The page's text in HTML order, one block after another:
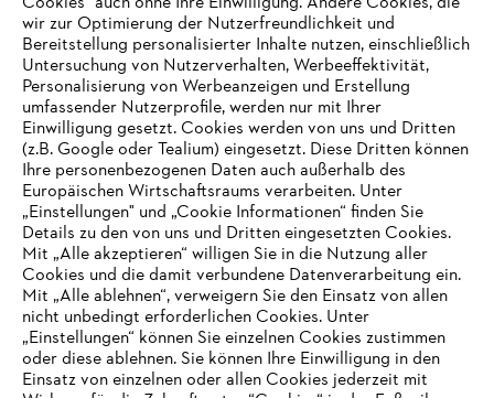
IHR BROWSER WIRD NICHT
UNTERSTÜTZT
wir zur Optimierung der Nutzerfreundlichkeit und
Bereitstellung personalisierter Inhalte nutzen, einschließlich
Untersuchung von Nutzerverhalten, Werbeeffektivität,
Personalisierung von Werbeanzeigen und Erstellung
umfassender Nutzerprofile, werden nur mit Ihrer
Einwilligung gesetzt. Cookies werden von uns und Dritten
(z.B. Google oder Tealium) eingesetzt. Diese Dritten können
Ihre personenbezogenen Daten auch außerhalb des
Europäischen Wirtschaftsraums verarbeiten. Unter
„Einstellungen" und „Cookie Informationen“ finden Sie
Details zu den von uns und Dritten eingesetzten Cookies.
Mit „Alle akzeptieren“ willigen Sie in die Nutzung aller
Cookies und die damit verbundene Datenverarbeitung ein.
Mit „Alle ablehnen“, verweigern Sie den Einsatz von allen
nicht unbedingt erforderlichen Cookies. Unter
„Einstellungen“ können Sie einzelnen Cookies zustimmen
oder diese ablehnen. Sie können Ihre Einwilligung in den
Einsatz von einzelnen oder allen Cookies jederzeit mit